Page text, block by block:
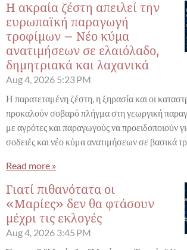
Η ακραία ζέστη απειλεί την
ευρωπαϊκή παραγωγή
τροφίμων – Νέο κύμα
ανατιμήσεων σε ελαιόλαδο,
δημητριακά και λαχανικά
Aug 4, 2026 5:23 PM
Η παρατεταμένη ζέστη, η ξηρασία και οι
προκαλούν σοβαρό πλήγμα στη γεωργική
με αγρότες και παραγωγούς να προειδοποιούν
σοδειές και νέο κύμα ανατιμήσεων σε βασικά
Read more »
Γιατί πιθανότατα οι
«Μαρίες» δεν θα φτάσουν
μέχρι τις εκλογές
Aug 4, 2026 3:45 PM